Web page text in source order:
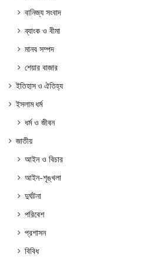
বানিজ্য সংবাদ
ব্যাংক ও বীমা
মানব সম্পদ
শেয়ার বাজার
ইতিহাস ও ঐতিহ্য
ইসলাম ধর্ম
ধর্ম ও জীবন
জাতীয়
আইন ও বিচার
আইন-শৃঙ্খলা
দুর্ঘটনা
পরিবেশ
প্রশাসন
বিবিধ